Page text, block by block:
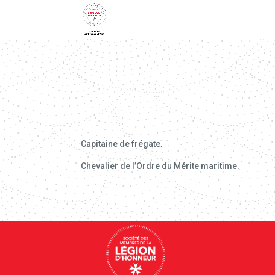
Capitaine de frégate.
Chevalier de l’Ordre du Mérite maritime.